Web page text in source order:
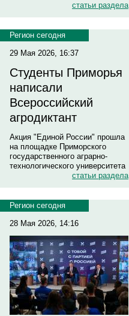
статьи раздела
Регион сегодня
29 Мая 2026, 16:37
Студенты Приморья
написали
Всероссийский
агродиктант
Акция "Единой России" прошла
на площадке Приморского
государственного аграрно-
технологического университета
статьи раздела
Регион сегодня
28 Мая 2026, 14:16